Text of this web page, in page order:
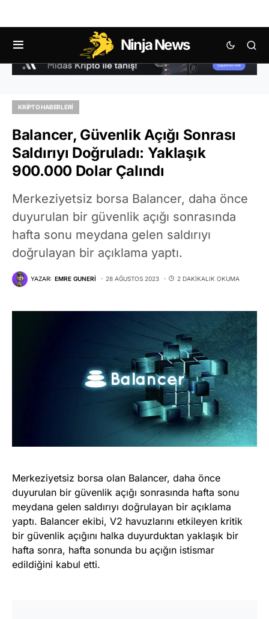
Ninja News
KRIPTO HABERLERI
Balancer, Güvenlik Açığı Sonrası
Saldırıyı Doğruladı: Yaklaşık
900.000 Dolar Çalındı
Merkeziyetsiz borsa Balancer, daha önce
duyurulan bir güvenlik açığı sonrasında
hafta sonu meydana gelen saldırıyı
doğrulayan bir açıklama yaptı.
YAZAR: EMRE GUNERI 28 AĞUSTOS 2023 2 DAKIKALIK OKUMA
Merkeziyetsiz borsa olan Balancer, daha önce
duyurulan bir güvenlik açığı sonrasında hafta sonu
meydana gelen saldırıyı doğrulayan bir açıklama
yaptı. Balancer ekibi, V2 havuzlarını etkileyen kritik
bir güvenlik açığını halka duyurduktan yaklaşık bir
hafta sonra, hafta sonunda bu açığın istismar
edildiğini kabul etti.